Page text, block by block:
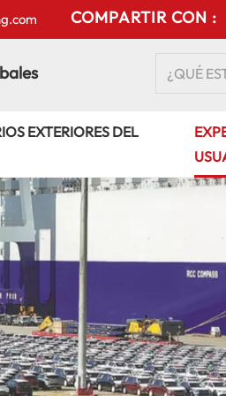
COMPARTIR CON :
EXTERIORES DEL